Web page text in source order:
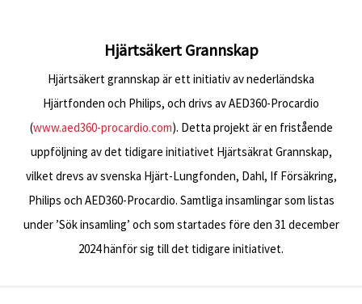
Hjärtsäkert Grannskap
Hjärtsäkert grannskap är ett initiativ av nederländska
Hjärtfonden och Philips, och drivs av AED360-Procardio
(www.aed360-procardio.com). Detta projekt är en fristående
uppföljning av det tidigare initiativet Hjärtsäkrat Grannskap,
vilket drevs av svenska Hjärt-Lungfonden, Dahl, If Försäkring,
Philips och AED360-Procardio. Samtliga insamlingar som listas
under ’Sök insamling’ och som startades före den 31 december
2024 hänför sig till det tidigare initiativet.